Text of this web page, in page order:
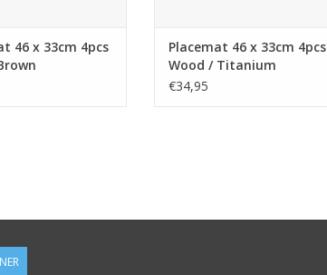
brut : 0,92 kg
46 x 33cm 4pcs
Poids brut : 0,92 kg
Placemat 46 x 33cm 4pcs
Wood / Titanium
€34,95